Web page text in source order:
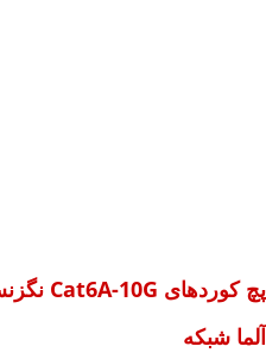
پچ کوردهای Cat6A-10G نگزنس
آلما شبکه